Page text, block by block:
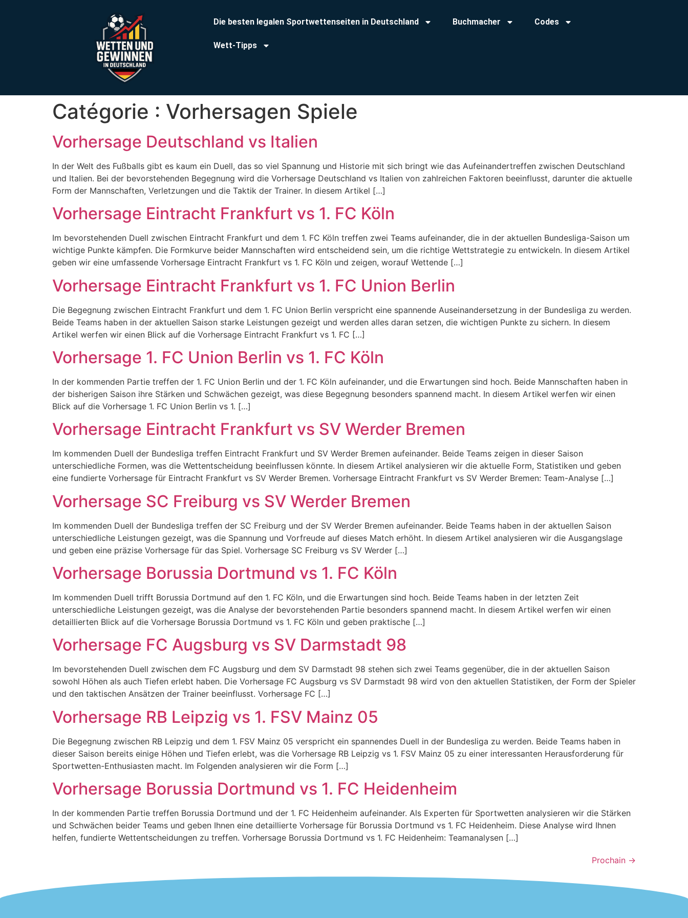
Die besten legalen Sportwettenseiten in Deutschland Buchmacher Codes
Wett-Tipps
Catégorie : Vorhersagen Spiele
Vorhersage Deutschland vs Italien
In der Welt des Fußballs gibt es kaum ein Duell, das so viel Spannung und Historie mit sich bringt wie das Aufeinandertreffen zwischen Deutschland
und Italien. Bei der bevorstehenden Begegnung wird die Vorhersage Deutschland vs Italien von zahlreichen Faktoren beeinflusst, darunter die aktuelle
Form der Mannschaften, Verletzungen und die Taktik der Trainer. In diesem Artikel […]
Vorhersage Eintracht Frankfurt vs 1. FC Köln
Im bevorstehenden Duell zwischen Eintracht Frankfurt und dem 1. FC Köln treffen zwei Teams aufeinander, die in der aktuellen Bundesliga-Saison um
wichtige Punkte kämpfen. Die Formkurve beider Mannschaften wird entscheidend sein, um die richtige Wettstrategie zu entwickeln. In diesem Artikel
geben wir eine umfassende Vorhersage Eintracht Frankfurt vs 1. FC Köln und zeigen, worauf Wettende […]
Vorhersage Eintracht Frankfurt vs 1. FC Union Berlin
Die Begegnung zwischen Eintracht Frankfurt und dem 1. FC Union Berlin verspricht eine spannende Auseinandersetzung in der Bundesliga zu werden.
Beide Teams haben in der aktuellen Saison starke Leistungen gezeigt und werden alles daran setzen, die wichtigen Punkte zu sichern. In diesem
Artikel werfen wir einen Blick auf die Vorhersage Eintracht Frankfurt vs 1. FC […]
Vorhersage 1. FC Union Berlin vs 1. FC Köln
In der kommenden Partie treffen der 1. FC Union Berlin und der 1. FC Köln aufeinander, und die Erwartungen sind hoch. Beide Mannschaften haben in
der bisherigen Saison ihre Stärken und Schwächen gezeigt, was diese Begegnung besonders spannend macht. In diesem Artikel werfen wir einen
Blick auf die Vorhersage 1. FC Union Berlin vs 1. […]
Vorhersage Eintracht Frankfurt vs SV Werder Bremen
Im kommenden Duell der Bundesliga treffen Eintracht Frankfurt und SV Werder Bremen aufeinander. Beide Teams zeigen in dieser Saison
unterschiedliche Formen, was die Wettentscheidung beeinflussen könnte. In diesem Artikel analysieren wir die aktuelle Form, Statistiken und geben
eine fundierte Vorhersage für Eintracht Frankfurt vs SV Werder Bremen. Vorhersage Eintracht Frankfurt vs SV Werder Bremen: Team-Analyse […]
Vorhersage SC Freiburg vs SV Werder Bremen
Im kommenden Duell der Bundesliga treffen der SC Freiburg und der SV Werder Bremen aufeinander. Beide Teams haben in der aktuellen Saison
unterschiedliche Leistungen gezeigt, was die Spannung und Vorfreude auf dieses Match erhöht. In diesem Artikel analysieren wir die Ausgangslage
und geben eine präzise Vorhersage für das Spiel. Vorhersage SC Freiburg vs SV Werder […]
Vorhersage Borussia Dortmund vs 1. FC Köln
Im kommenden Duell trifft Borussia Dortmund auf den 1. FC Köln, und die Erwartungen sind hoch. Beide Teams haben in der letzten Zeit
unterschiedliche Leistungen gezeigt, was die Analyse der bevorstehenden Partie besonders spannend macht. In diesem Artikel werfen wir einen
detaillierten Blick auf die Vorhersage Borussia Dortmund vs 1. FC Köln und geben praktische […]
Vorhersage FC Augsburg vs SV Darmstadt 98
Im bevorstehenden Duell zwischen dem FC Augsburg und dem SV Darmstadt 98 stehen sich zwei Teams gegenüber, die in der aktuellen Saison
sowohl Höhen als auch Tiefen erlebt haben. Die Vorhersage FC Augsburg vs SV Darmstadt 98 wird von den aktuellen Statistiken, der Form der Spieler
und den taktischen Ansätzen der Trainer beeinflusst. Vorhersage FC […]
Vorhersage RB Leipzig vs 1. FSV Mainz 05
Die Begegnung zwischen RB Leipzig und dem 1. FSV Mainz 05 verspricht ein spannendes Duell in der Bundesliga zu werden. Beide Teams haben in
dieser Saison bereits einige Höhen und Tiefen erlebt, was die Vorhersage RB Leipzig vs 1. FSV Mainz 05 zu einer interessanten Herausforderung für
Sportwetten-Enthusiasten macht. Im Folgenden analysieren wir die Form […]
Vorhersage Borussia Dortmund vs 1. FC Heidenheim
In der kommenden Partie treffen Borussia Dortmund und der 1. FC Heidenheim aufeinander. Als Experten für Sportwetten analysieren wir die Stärken
und Schwächen beider Teams und geben Ihnen eine detaillierte Vorhersage für Borussia Dortmund vs 1. FC Heidenheim. Diese Analyse wird Ihnen
helfen, fundierte Wettentscheidungen zu treffen. Vorhersage Borussia Dortmund vs 1. FC Heidenheim: Teamanalysen […]
Prochain →